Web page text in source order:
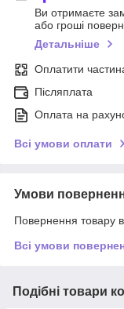
Ви отримаєте
або гроші
Детальніше
Оплатити
Післяплата
Оплата на
Всі умови оплати
Умови
Повернення товару
Всі умови
Подібні товари